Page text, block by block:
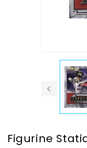
Figurine